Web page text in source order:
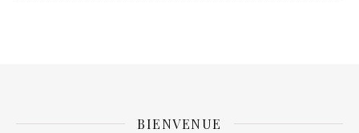
BIENVENUE